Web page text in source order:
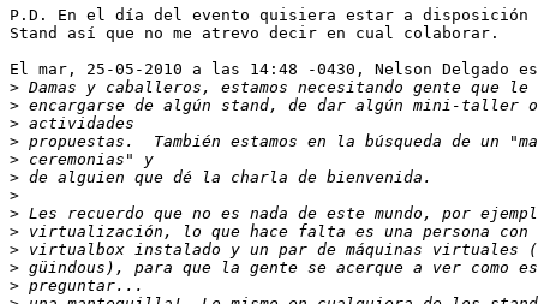
P.D. En el día del evento quisiera estar a disposición
Stand así que no me atrevo decir en cual colaborar.
El mar, 25-05-2010 a las 14:48 -0430, Nelson Delgado
>
>
>
>
>
>
>
>
>
>
>
>